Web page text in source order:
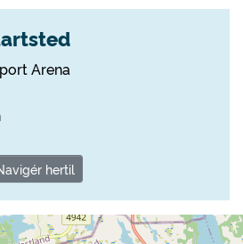
Arena
hertil